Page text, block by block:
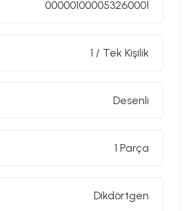
000001000053260001
1 / Tek Kişilik
Desenli
1 Parça
Dikdörtgen